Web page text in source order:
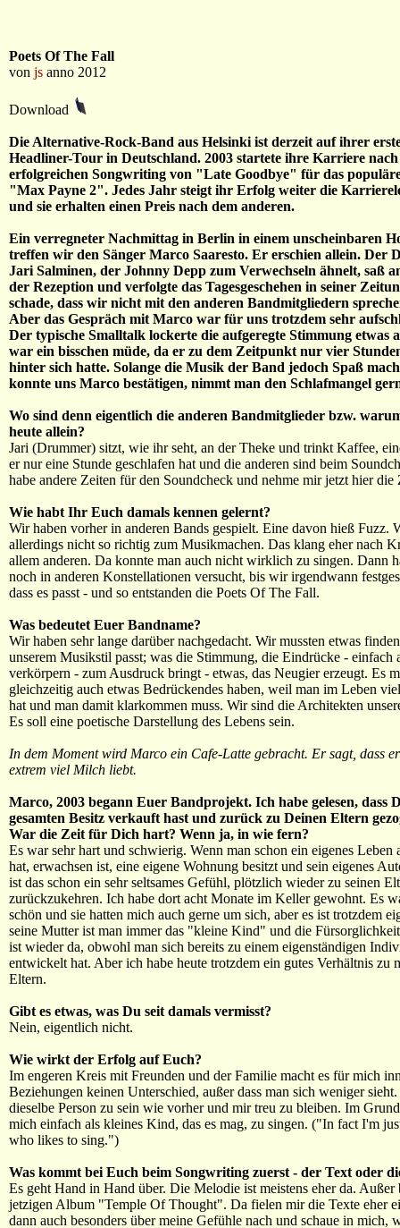
Poets Of The Fall
von js anno 2012
Download
Die Alternative-Rock-Band aus Helsinki ist derzeit auf ihrer
Headliner-Tour in Deutschland. 2003 startete ihre Karriere nach
erfolgreichen Songwriting von "Late Goodbye" für das
"Max Payne 2". Jedes Jahr steigt ihr Erfolg weiter die
und sie erhalten einen Preis nach dem anderen.
Ein verregneter Nachmittag in Berlin in einem unscheinbaren
treffen wir den Sänger Marco Saaresto. Er erschien allein. Der
Jari Salminen, der Johnny Depp zum Verwechseln ähnelt, saß
der Rezeption und verfolgte das Tagesgeschehen in seiner
schade, dass wir nicht mit den anderen Bandmitgliedern
Aber das Gespräch mit Marco war für uns trotzdem sehr
Der typische Smalltalk lockerte die aufgeregte Stimmung etwas
war ein bisschen müde, da er zu dem Zeitpunkt nur vier
hinter sich hatte. Solange die Musik der Band jedoch Spaß
konnte uns Marco bestätigen, nimmt man den Schlafmangel
Wo sind denn eigentlich die anderen Bandmitglieder bzw.
heute allein?
Jari (Drummer) sitzt, wie ihr seht, an der Theke und trinkt Kaffee,
er nur eine Stunde geschlafen hat und die anderen sind beim
habe andere Zeiten für den Soundcheck und nehme mir jetzt hier die
Wie habt Ihr Euch damals kennen gelernt?
Wir haben vorher in anderen Bands gespielt. Eine davon hieß Fuzz.
allerdings nicht so richtig zum Musikmachen. Das klang eher nach
allem anderen. Da konnte man auch nicht wirklich zu singen. Dann
noch in anderen Konstellationen versucht, bis wir irgendwann
dass es passt - und so entstanden die Poets Of The Fall.
Was bedeutet Euer Bandname?
Wir haben sehr lange darüber nachgedacht. Wir mussten etwas
unserem Musikstil passt; was die Stimmung, die Eindrücke - einfach
verkörpern - zum Ausdruck bringt - etwas, das Neugier erzeugt. Es
gleichzeitig auch etwas Bedrückendes haben, weil man im Leben
hat und man damit klarkommen muss. Wir sind die Architekten
Es soll eine poetische Darstellung des Lebens sein.
In dem Moment wird Marco ein Cafe-Latte gebracht. Er sagt, dass
extrem viel Milch liebt.
Marco, 2003 begann Euer Bandprojekt. Ich habe gelesen, dass
gesamten Besitz verkauft hast und zurück zu Deinen Eltern
War die Zeit für Dich hart? Wenn ja, in wie fern?
Es war sehr hart und schwierig. Wenn man schon ein eigenes Leben
hat, erwachsen ist, eine eigene Wohnung besitzt und sein eigenes
ist das schon ein sehr seltsames Gefühl, plötzlich wieder zu seinen
zurückzukehren. Ich habe dort acht Monate im Keller gewohnt. Es
schön und sie hatten mich auch gerne um sich, aber es ist trotzdem
seine Mutter ist man immer das "kleine Kind" und die
ist wieder da, obwohl man sich bereits zu einem eigenständigen
entwickelt hat. Aber ich habe heute trotzdem ein gutes Verhältnis zu
Eltern.
Gibt es etwas, was Du seit damals vermisst?
Nein, eigentlich nicht.
Wie wirkt der Erfolg auf Euch?
Im engeren Kreis mit Freunden und der Familie macht es für mich
Beziehungen keinen Unterschied, außer dass man sich weniger
dieselbe Person zu sein wie vorher und mir treu zu bleiben. Im
mich einfach als kleines Kind, das es mag, zu singen. ("In fact I'm
who likes to sing.")
Was kommt bei Euch beim Songwriting zuerst - der Text oder
Es geht Hand in Hand über. Die Melodie ist meistens eher da. Außer
jetzigen Album "Temple Of Thought". Da fielen mir die Texte eher
dann auch besonders über meine Gefühle nach und schaue in mich,